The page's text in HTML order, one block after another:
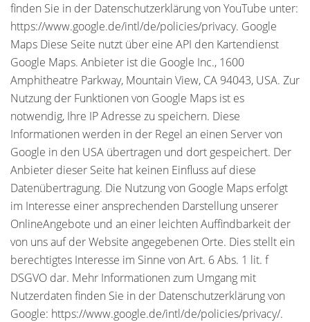
finden Sie in der Datenschutzerklärung von YouTube unter:
https://www.google.de/intl/de/policies/privacy. Google
Maps Diese Seite nutzt über eine API den Kartendienst
Google Maps. Anbieter ist die Google Inc., 1600
Amphitheatre Parkway, Mountain View, CA 94043, USA. Zur
Nutzung der Funktionen von Google Maps ist es
notwendig, Ihre IP Adresse zu speichern. Diese
Informationen werden in der Regel an einen Server von
Google in den USA übertragen und dort gespeichert. Der
Anbieter dieser Seite hat keinen Einfluss auf diese
Datenübertragung. Die Nutzung von Google Maps erfolgt
im Interesse einer ansprechenden Darstellung unserer
OnlineAngebote und an einer leichten Auffindbarkeit der
von uns auf der Website angegebenen Orte. Dies stellt ein
berechtigtes Interesse im Sinne von Art. 6 Abs. 1 lit. f
DSGVO dar. Mehr Informationen zum Umgang mit
Nutzerdaten finden Sie in der Datenschutzerklärung von
Google: https://www.google.de/intl/de/policies/privacy/.